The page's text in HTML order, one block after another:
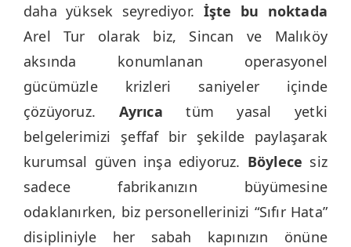
daha yüksek seyrediyor. İşte bu noktada
Arel Tur olarak biz, Sincan ve Malıköy
aksında konumlanan operasyonel
gücümüzle krizleri saniyeler içinde
çözüyoruz. Ayrıca tüm yasal yetki
belgelerimizi şeffaf bir şekilde paylaşarak
kurumsal güven inşa ediyoruz. Böylece siz
sadece fabrikanızın büyümesine
odaklanırken, biz personellerinizi “Sıfır Hata”
disipliniyle her sabah kapınızın önüne